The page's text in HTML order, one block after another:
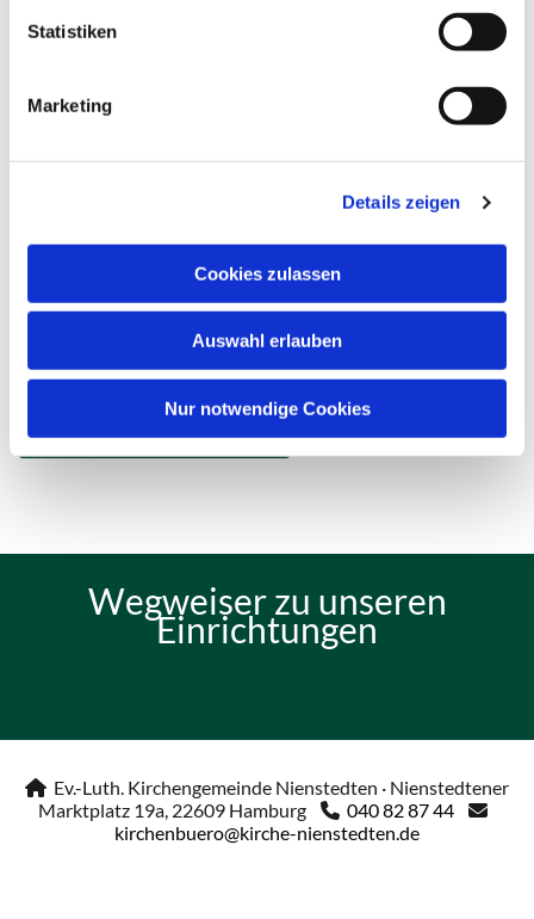
Statistiken
Marketing
Details zeigen
Cookies zulassen
Auswahl erlauben
Nur notwendige Cookies
Gebührensatzung herunterladen
Flyer Baumpatenschaft
Friedhofsbuch
Wegweiser zu unseren
Einrichtungen
 Ev.-Luth. Kirchengemeinde Nienstedten · Nienstedtener
Marktplatz 19a, 22609 Hamburg
 040 82 87 44 
kirchenbuero@kirche-nienstedten.de